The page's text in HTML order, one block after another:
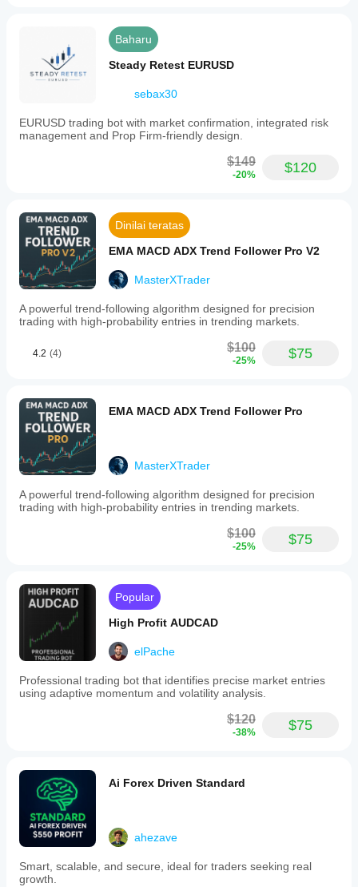
Baharu
Steady Retest EURUSD
sebax30
EURUSD trading bot with market confirmation, integrated risk
management and Prop Firm-friendly design.
$149
-20% $120
Dinilai teratas
EMA MACD ADX Trend Follower Pro V2
MasterXTrader
A powerful trend-following algorithm designed for precision
trading with high-probability entries in trending markets.
4.2 (4) $100
-25% $75
EMA MACD ADX Trend Follower Pro
MasterXTrader
A powerful trend-following algorithm designed for precision
trading with high-probability entries in trending markets.
$100
-25% $75
Popular
High Profit AUDCAD
elPache
Professional trading bot that identifies precise market entries
using adaptive momentum and volatility analysis.
$120
-38% $75
Ai Forex Driven Standard
ahezave
Smart, scalable, and secure, ideal for traders seeking real
growth.